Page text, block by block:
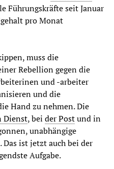
Führungskräfte seit Januar
pro Monat
muss die
Rebellion gegen die
und -arbeiter
und die
Hand zu nehmen. Die
Dienst, bei der Postund in
unabhängige
ist jetzt auch bei der
Aufgabe.